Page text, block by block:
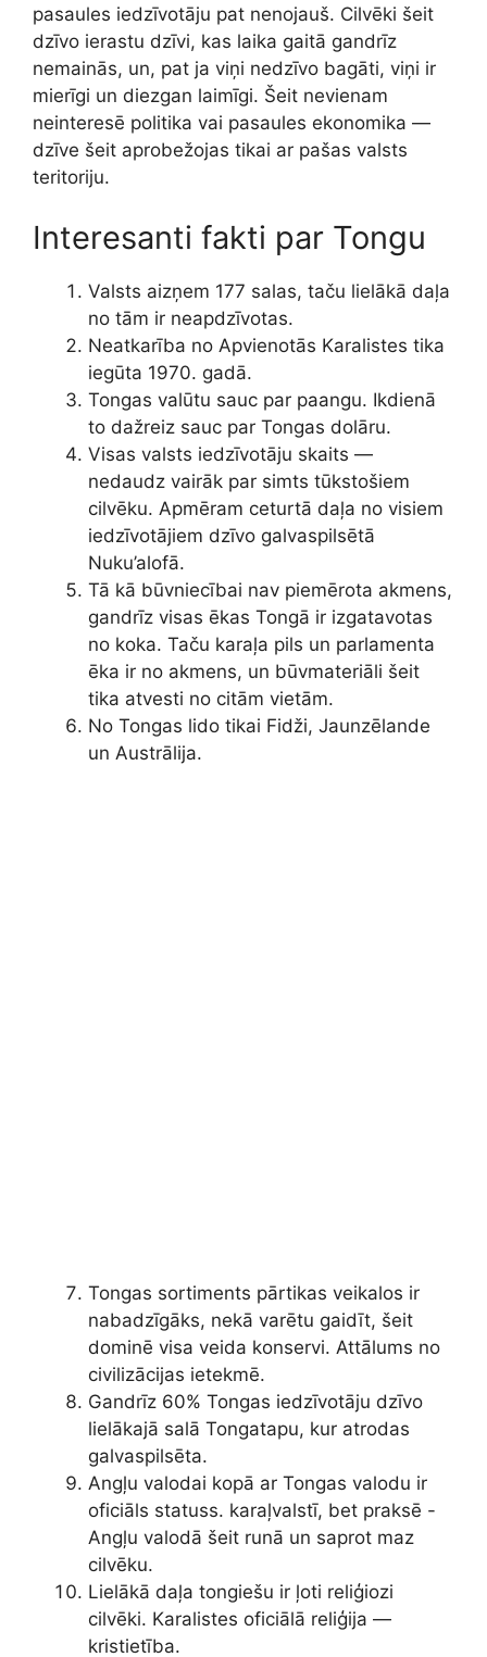
pasaules iedzīvotāju pat nenojauš. Cilvēki šeit
dzīvo ierastu dzīvi, kas laika gaitā gandrīz
nemainās, un, pat ja viņi nedzīvo bagāti, viņi ir
mierīgi un diezgan laimīgi. Šeit nevienam
neinteresē politika vai pasaules ekonomika —
dzīve šeit aprobežojas tikai ar pašas valsts
teritoriju.
Interesanti fakti par Tongu
Valsts aizņem 177 salas, taču lielākā daļa
no tām ir neapdzīvotas.
Neatkarība no Apvienotās Karalistes tika
iegūta 1970. gadā.
Tongas valūtu sauc par paangu. Ikdienā
to dažreiz sauc par Tongas dolāru.
Visas valsts iedzīvotāju skaits —
nedaudz vairāk par simts tūkstošiem
cilvēku. Apmēram ceturtā daļa no visiem
iedzīvotājiem dzīvo galvaspilsētā
Nuku’alofā.
Tā kā būvniecībai nav piemērota akmens,
gandrīz visas ēkas Tongā ir izgatavotas
no koka. Taču karaļa pils un parlamenta
ēka ir no akmens, un būvmateriāli šeit
tika atvesti no citām vietām.
No Tongas lido tikai Fidži, Jaunzēlande
un Austrālija.
Tongas sortiments pārtikas veikalos ir
nabadzīgāks, nekā varētu gaidīt, šeit
dominē visa veida konservi. Attālums no
civilizācijas ietekmē.
Gandrīz 60% Tongas iedzīvotāju dzīvo
lielākajā salā Tongatapu, kur atrodas
galvaspilsēta.
Angļu valodai kopā ar Tongas valodu ir
oficiāls statuss. karaļvalstī, bet praksē -
Angļu valodā šeit runā un saprot maz
cilvēku.
Lielākā daļa tongiešu ir ļoti reliģiozi
cilvēki. Karalistes oficiālā reliģija —
kristietība.